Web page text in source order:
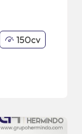
150cv